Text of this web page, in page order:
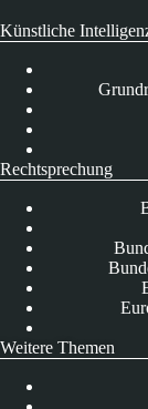
Künstliche
Rechtsprechung
Weitere Themen